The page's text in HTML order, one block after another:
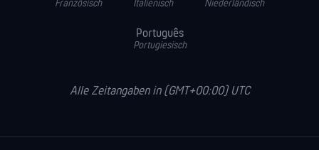
Französisch Italienisch Niederländisch
Português
Portugiesisch
Alle Zeitangaben in (GMT+00:00) UTC